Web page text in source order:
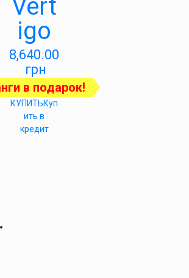
Vert
igo
8,640.00
грн
в подарок!
КУПИТЬКуп
ить в
кредит